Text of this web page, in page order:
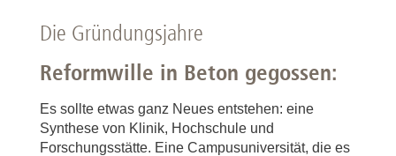
Die Gründungsjahre
Reformwille in Beton gegossen:
Es sollte etwas ganz Neues entstehen: eine
Synthese von Klinik, Hochschule und
Forschungsstätte. Eine Campusuniversität, die es